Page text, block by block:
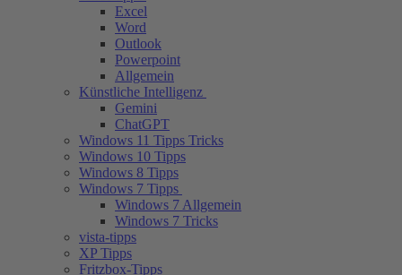
Excel
Word
Outlook
Powerpoint
Allgemein
Künstliche Intelligenz
Gemini
ChatGPT
Windows 11 Tipps Tricks
Windows 10 Tipps
Windows 8 Tipps
Windows 7 Tipps
Windows 7 Allgemein
Windows 7 Tricks
vista-tipps
XP Tipps
Fritzbox-Tipps